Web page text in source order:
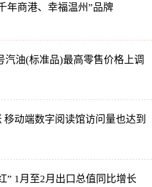
年商港、幸福温州”品牌
汽油(标准品)最高零售价格上调
动端数字阅读馆访问量也达到
” 1月至2月出口总值同比增长